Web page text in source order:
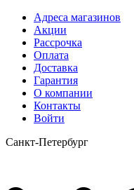
Адреса магазинов
Акции
Рассрочка
Оплата
Доставка
Гарантия
О компании
Контакты
Войти
Санкт-Петербург